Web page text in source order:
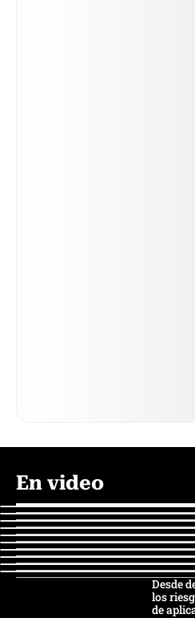
En video
Desde
los
de